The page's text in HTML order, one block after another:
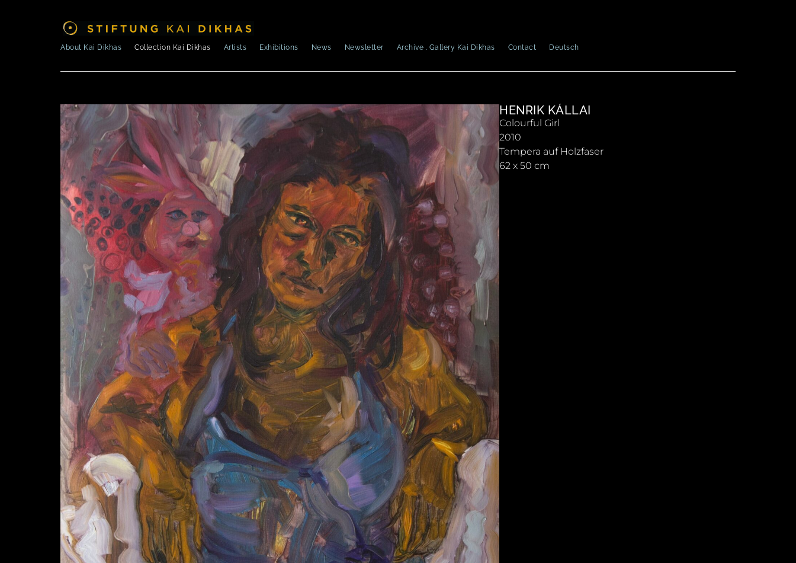
About Kai Dikhas Collection Kai Dikhas Artists Exhibitions News Newsletter Archive . Gallery Kai Dikhas Contact Deutsch
HENRIK KÁLLAI
Colourful Girl
2010
Tempera auf Holzfaser
62 x 50 cm